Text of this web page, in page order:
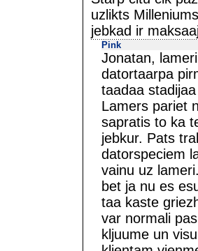
uzlikts
jebkad ir
Pink
Jonatan,
datortaarpa
taadaa
Lamers pariet
sapratis to ka
jebkur. Pats
datorspeciem
vainu uz
bet ja nu es
taa kaste
var normali
kljuume un